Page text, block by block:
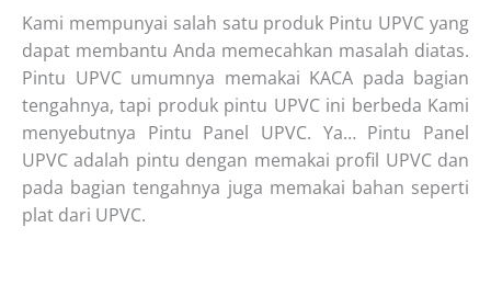
Kami mempunyai salah satu produk Pintu UPVC yang
dapat membantu Anda memecahkan masalah diatas.
Pintu UPVC umumnya memakai KACA pada bagian
tengahnya, tapi produk pintu UPVC ini berbeda Kami
menyebutnya Pintu Panel UPVC. Ya… Pintu Panel
UPVC adalah pintu dengan memakai profil UPVC dan
pada bagian tengahnya juga memakai bahan seperti
plat dari UPVC.